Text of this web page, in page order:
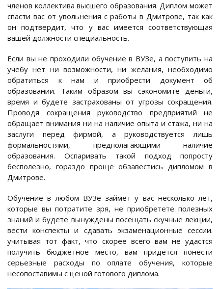
членов коллектива высшего образования. Диплом может
спасти вас от увольнения с работы в Дмитрове, так как
он подтвердит, что у вас имеется соответствующая
вашей должности специальность.
Если вы не проходили обучение в ВУЗе, а поступить на
учебу нет ни возможности, ни желания, необходимо
обратиться к нам и приобрести документ об
образовании. Таким образом вы сэкономите деньги,
время и будете застрахованы от угрозы сокращения.
Проводя сокращения руководство предприятий не
обращает внимания ни на наличие опыта и стажа, ни на
заслуги перед фирмой, а руководствуется лишь
формальностями, предполагающими наличие
образования. Оспаривать такой подход попросту
бесполезно, гораздо проще обзавестись дипломом в
Дмитрове.
Обучение в любом ВУЗе займет у вас несколько лет,
которые вы потратите зря, не приобретете полезных
знаний и будете вынуждены посещать скучные лекции,
вести конспекты и сдавать экзаменационные сессии.
учитывая тот факт, что скорее всего вам не удастся
получить бюджетное место, вам придется понести
серьезные расходы по оплате обучения, которые
несопоставимы с ценой готового диплома.